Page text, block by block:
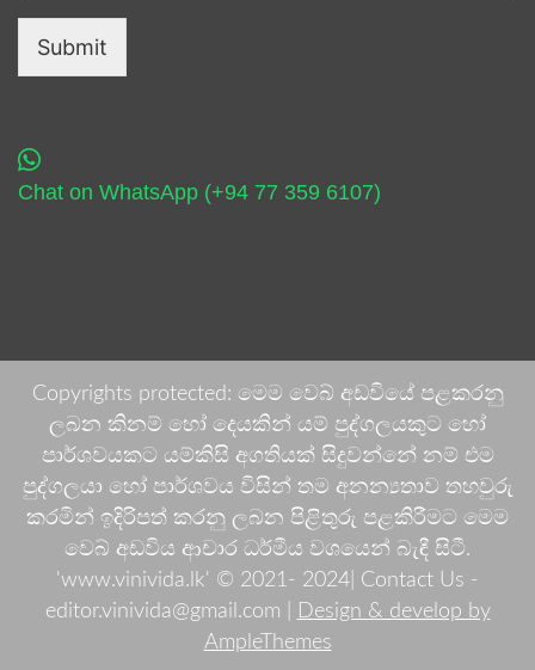
Submit
Chat on WhatsApp (+94 77 359 6107)
Copyrights protected: මෙම වෙබ් අඩවියේ පළකරනු
ලබන කිනම් හෝ දෙයකින් යම් පුද්ගලයකුට හෝ
පාර්ශවයකට යම්කිසි අගතියක් සිදුවන්නේ නම් එම
පුද්ගලයා හෝ පාර්ශවය විසින් තම අනන්‍යතාව තහවුරු
කරමින් ඉදිරිපත් කරනු ලබන පිළිතුරු පළකිරීමට මෙම
වෙබ් අඩවිය ආචාර ධර්මීය වශයෙන් බැඳී සිටී.
'www.vinivida.lk' © 2021- 2024| Contact Us -
editor.vinivida@gmail.com |
Design & develop by
AmpleThemes